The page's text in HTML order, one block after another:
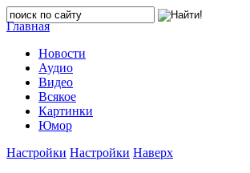
Главная
Новости
Аудио
Видео
Всякое
Картинки
Юмор
Настройки Настройки Наверх